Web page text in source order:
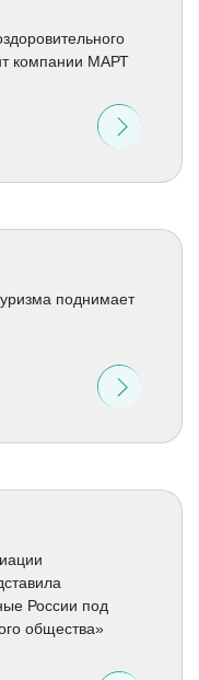
компании МАРТ
поднимает
России под
общества»